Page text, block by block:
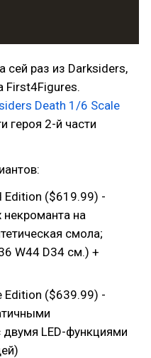
сей раз из Darksiders,
First4Figures.
Death 1/6 Scale
героя 2-й части
Edition ($619.99) -
некроманта на
смола;
W44 D34 см.) +
Edition ($639.99) -
LED-функциями